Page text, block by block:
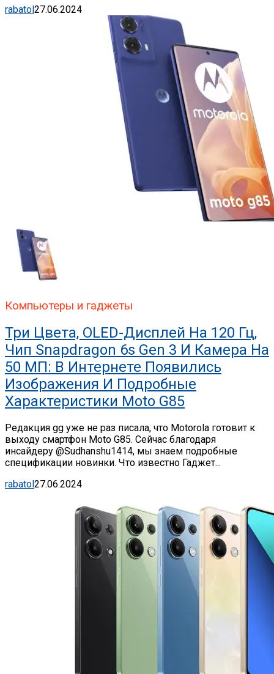
rabatol27.06.2024
Компьютеры и гаджеты
Три Цвета, OLED-Дисплей На 120 Гц,
Чип Snapdragon 6s Gen 3 И Камера На
50 МП: В Интернете Появились
Изображения И Подробные
Характеристики Moto G85
Редакция gg уже не раз писала, что Motorola готовит к
выходу смартфон Moto G85. Сейчас благодаря
инсайдеру @Sudhanshu1414, мы знаем подробные
спецификации новинки. Что известно Гаджет...
rabatol 27.06.2024